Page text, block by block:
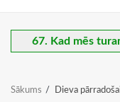
67. Kad mēs
Sākums Dieva